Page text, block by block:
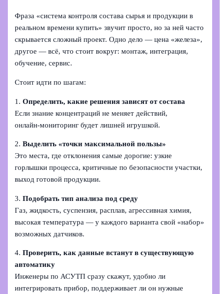
Фраза «система контроля состава сырья и продукции в
реальном времени купить» звучит просто, но за ней часто
скрывается сложный проект. Одно дело — цена «железа»,
другое — всё, что стоит вокруг: монтаж, интеграция,
обучение, сервис.
Стоит идти по шагам:
1.Определить, какие решения зависят от состава
Если знание концентраций не меняет действий,
онлайн‑мониторинг будет лишней игрушкой.
2.Выделить «точки максимальной пользы»
Это места, где отклонения самые дорогие: узкие
горлышки процесса, критичные по безопасности участки,
выход готовой продукции.
3.Подобрать тип анализа под среду
Газ, жидкость, суспензия, расплав, агрессивная химия,
высокая температура — у каждого варианта свой «набор»
возможных датчиков.
4.Проверить, как данные встанут в существующую
автоматику
Инженеры по АСУТП сразу скажут, удобно ли
интегрировать прибор, поддерживает ли он нужные